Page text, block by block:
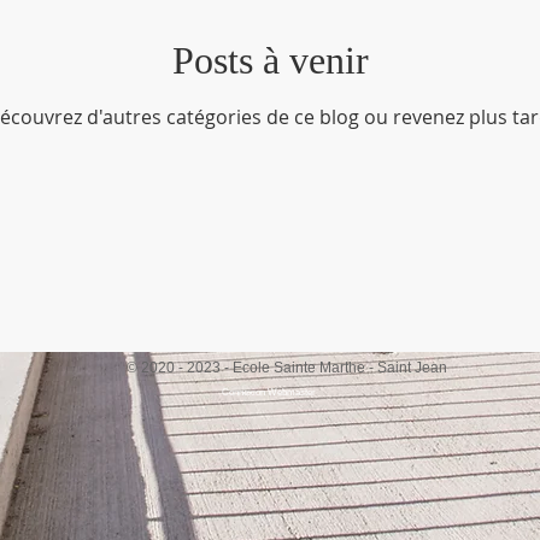
Posts à venir
d'autres catégories de ce blog ou revenez plus
© 2020 - 2023 - Ecole Sainte Marthe - Saint Jean
Connexion Webmaster